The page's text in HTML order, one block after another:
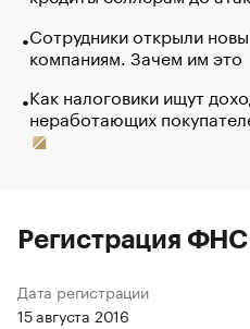
Сотрудники открыли
компаниям. Зачем им это
Как налоговики ищут
неработающих
Регистрация ФНС
Дата регистрации
15 августа 2016